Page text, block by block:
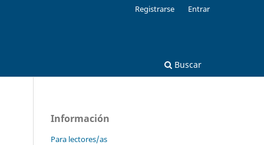
Buscar
Registrarse Entrar
Información
Para lectores/as